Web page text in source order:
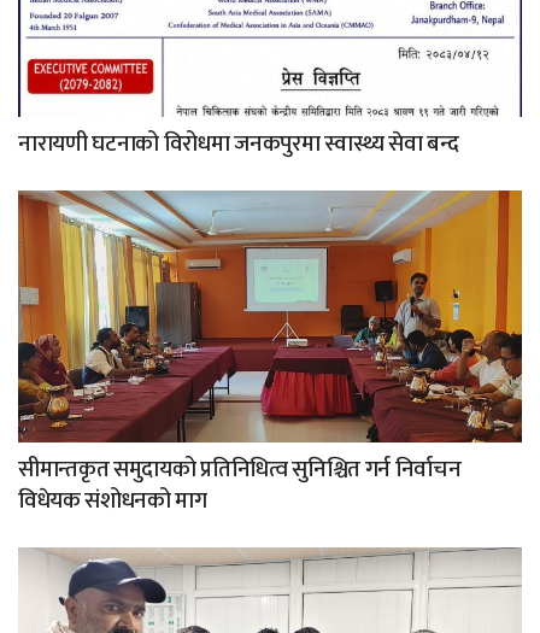
नारायणी घटनाको विरोधमा जनकपुरमा स्वास्थ्य सेवा बन्द
सीमान्तकृत समुदायको प्रतिनिधित्व सुनिश्चित गर्न निर्वाचन
विधेयक संशोधनको माग